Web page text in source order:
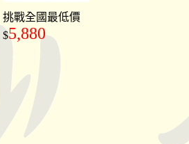
挑戰全國最低價
$5,880